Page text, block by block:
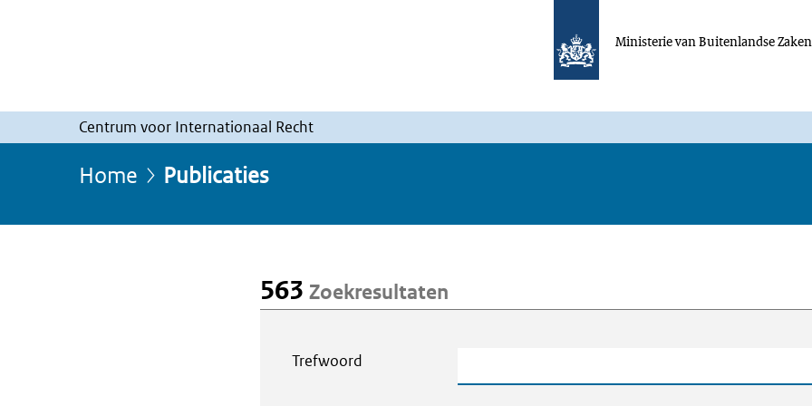
Ministerie van Buitenlandse Zaken
Centrum voor Internationaal Recht
Home Publicaties
563 Zoekresultaten
Trefwoord